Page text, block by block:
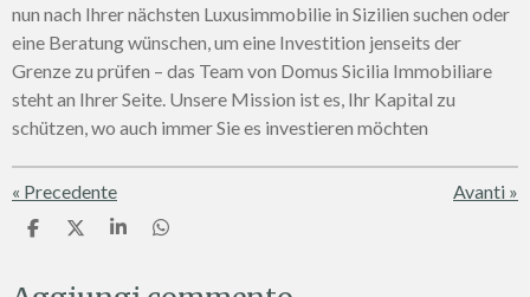
nun nach Ihrer nächsten Luxusimmobilie in Sizilien suchen oder
eine Beratung wünschen, um eine Investition jenseits der
Grenze zu prüfen – das Team von Domus Sicilia Immobiliare
steht an Ihrer Seite. Unsere Mission ist es, Ihr Kapital zu
schützen, wo auch immer Sie es investieren möchten
« Precedente Avanti »
C
d
C
d
C
d
C
d